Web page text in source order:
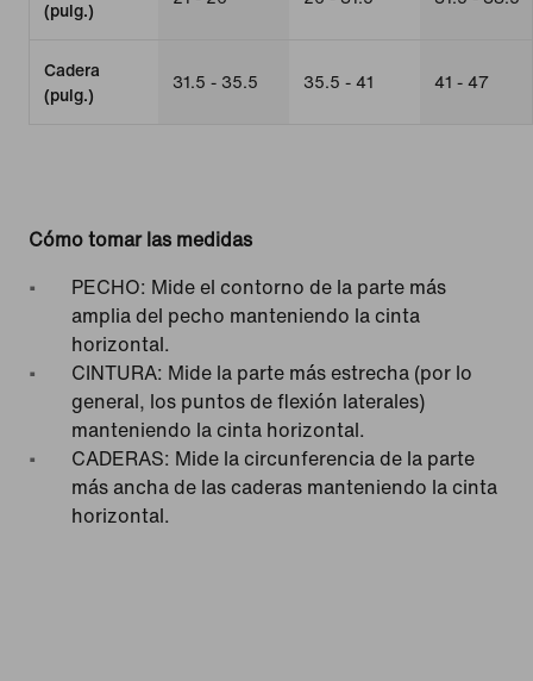
(pulg.)
Cadera
(pulg.)
31.5 - 35.5 35.5 - 41 41 - 47
Cómo tomar las medidas
PECHO: Mide el contorno de la parte más
amplia del pecho manteniendo la cinta
horizontal.
CINTURA: Mide la parte más estrecha (por lo
general, los puntos de flexión laterales)
manteniendo la cinta horizontal.
CADERAS: Mide la circunferencia de la parte
más ancha de las caderas manteniendo la cinta
horizontal.